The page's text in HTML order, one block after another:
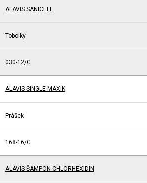
ALAVIS SANICELL
Tobolky
030-12/C
ALAVIS SINGLE MAXÍK
Prášek
168-16/C
ALAVIS ŠAMPON CHLORHEXIDIN